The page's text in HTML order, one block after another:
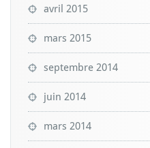
avril 2015
mars 2015
septembre 2014
juin 2014
mars 2014